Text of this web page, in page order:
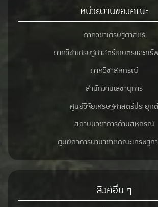
หน่วยงานของคณะ
ภาควิชาเศรษฐศาสตร์
ภาควิชาเศรษฐศาสตร์เกษตรและทรั
ภาควิชาสหกรณ์
สำนักงานเลขานุการ
ศูนย์วิจัยเศรษฐศาสตร์ประยุกต์
สถาบันวิชาการด้านสหกรณ์
ศูนย์กิจการนานาชาติคณะเศรษฐศ
ลิงค์อื่น ๆ